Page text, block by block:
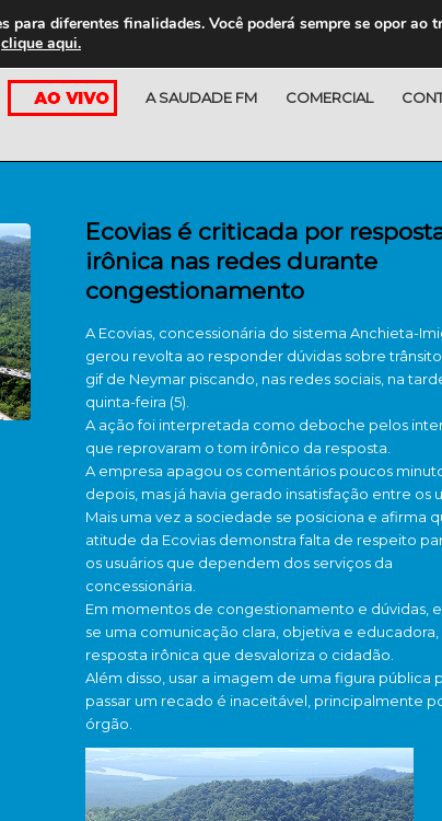
A SAUDADE FM COMERCIAL
Ecovias é criticada por
irônica nas redes durante
congestionamento
A Ecovias, concessionária do sistema Anchieta-
gerou revolta ao responder dúvidas sobre
gif de Neymar piscando, nas redes sociais, na
quinta-feira (5).
A ação foi interpretada como deboche pelos
que reprovaram o tom irônico da resposta.
A empresa apagou os comentários poucos
depois, mas já havia gerado insatisfação entre os
Mais uma vez a sociedade se posiciona e afirma
atitude da Ecovias demonstra falta de respeito
os usuários que dependem dos serviços da
concessionária.
Em momentos de congestionamento e dúvidas,
se uma comunicação clara, objetiva e educadora,
resposta irônica que desvaloriza o cidadão.
Além disso, usar a imagem de uma figura pública
passar um recado é inaceitável, principalmente
órgão.
para diferentes finalidades. Você poderá sempre se opor
clique aqui.